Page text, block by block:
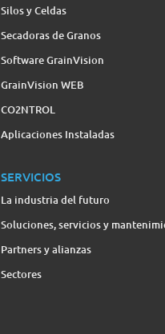
Silos y Celdas
Secadoras de Granos
Software GrainVision
GrainVision WEB
CO2NTROL
Aplicaciones Instaladas
SERVICIOS
La industria del futuro
Soluciones, servicios y
Partners y alianzas
Sectores